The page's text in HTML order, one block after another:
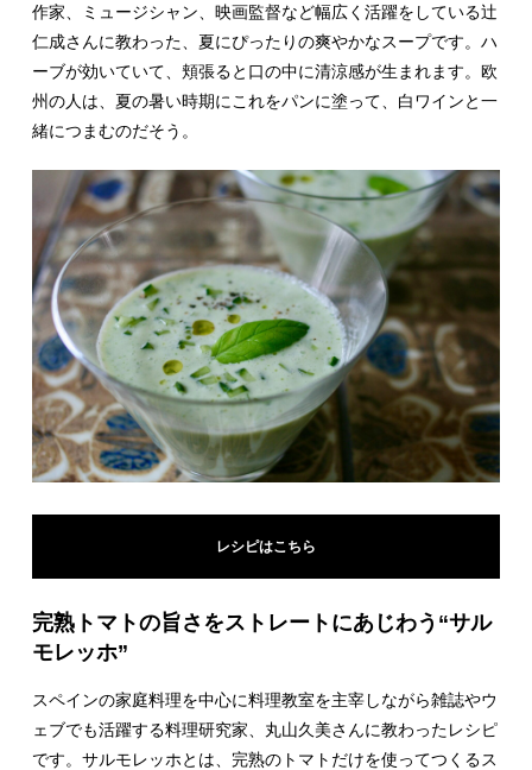
作家、ミュージシャン、映画監督など幅広く活躍をしている辻
仁成さんに教わった、夏にぴったりの爽やかなスープです。ハ
ーブが効いていて、頬張ると口の中に清涼感が生まれます。欧
州の人は、夏の暑い時期にこれをパンに塗って、白ワインと一
緒につまむのだそう。
レシピはこちら
完熟トマトの旨さをストレートにあじわう“サル
モレッホ”
スペインの家庭料理を中心に料理教室を主宰しながら雑誌やウ
ェブでも活躍する料理研究家、丸山久美さんに教わったレシピ
です。サルモレッホとは、完熟のトマトだけを使ってつくるス